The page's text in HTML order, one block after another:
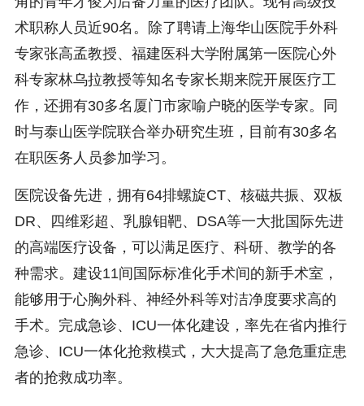
术职称人员近90名。除了聘请上海华山医院手外科
专家张高孟教授、福建医科大学附属第一医院心外
科专家林乌拉教授等知名专家长期来院开展医疗工
作，还拥有30多名厦门市家喻户晓的医学专家。同
时与泰山医学院联合举办研究生班，目前有30多名
在职医务人员参加学习。
医院设备先进，拥有64排螺旋CT、核磁共振、双板
DR、四维彩超、乳腺钼靶、DSA等一大批国际先进
的高端医疗设备，可以满足医疗、科研、教学的各
种需求。建设11间国际标准化手术间的新手术室，
能够用于心胸外科、神经外科等对洁净度要求高的
手术。完成急诊、ICU一体化建设，率先在省内推行
急诊、ICU一体化抢救模式，大大提高了急危重症患
者的抢救成功率。